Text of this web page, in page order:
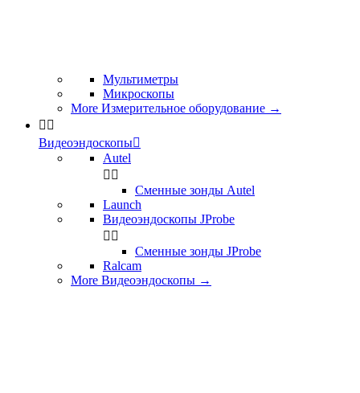
Мультиметры
Микроскопы
More Измерительное оборудование →
 
Видеоэндоскопы
Autel
 
Сменные зонды Autel
Launch
Видеоэндоскопы JProbe
 
Сменные зонды JProbe
Ralcam
More Видеоэндоскопы →